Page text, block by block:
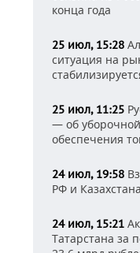
конца года
25 июл, 15:28
ситуация на
25 июл, 11:25
— об
обеспечения
24 июл, 19:58
РФ и
24 июл, 15:21
Татарстана за